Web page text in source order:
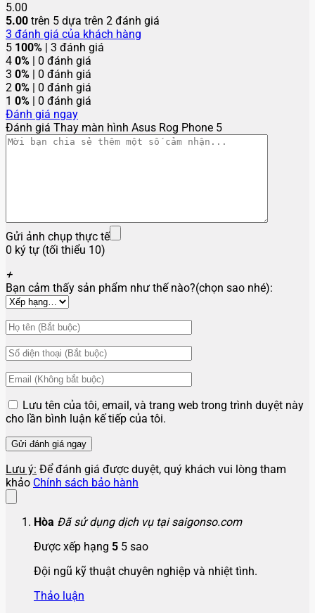
5.00
5.00 trên 5 dựa trên 2 đánh giá
3 đánh giá của khách hàng
5 100% | 3 đánh giá
4 0% | 0 đánh giá
3 0% | 0 đánh giá
2 0% | 0 đánh giá
1 0% | 0 đánh giá
Đánh giá ngay
Đánh giá Thay màn hình Asus Rog Phone 5
Gửi ảnh chụp thực tế
0 ký tự (tối thiểu 10)
+
Bạn cảm thấy sản phẩm như thế nào?(chọn sao nhé):
Lưu tên của tôi, email, và trang web trong trình duyệt này
cho lần bình luận kế tiếp của tôi.
Lưu ý: Để đánh giá được duyệt, quý khách vui lòng tham
khảo Chính sách bảo hành
Hòa Đã sử dụng dịch vụ tại saigonso.com
Được xếp hạng 5 5 sao
Đội ngũ kỹ thuật chuyên nghiệp và nhiệt tình.
Thảo luận